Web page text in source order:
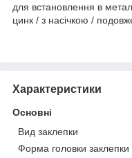
для встановлення в
цинк / з насічкою /
Характеристики
Основні
Вид заклепки
Форма головки заклепки